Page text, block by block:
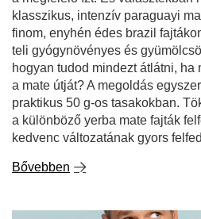
a mate útját? A megoldás
praktikus 50 g-os tasakokban.
a különböző yerba mate fajták
kedvenc változatának gyors
Bővebben